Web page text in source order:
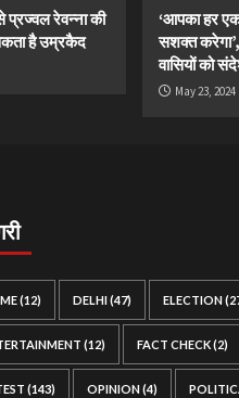
रेवन्ना की
है उम्रकैद
‘आपका हर
सशक्त करेगा’,
वासियों को
May 23, 2024
(12) DELHI(47) ELECTION
(12) FACT CHECK(2)
(143) OPINION(4)